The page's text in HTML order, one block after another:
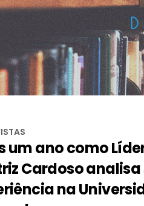
um ano como
Cardoso analisa
na